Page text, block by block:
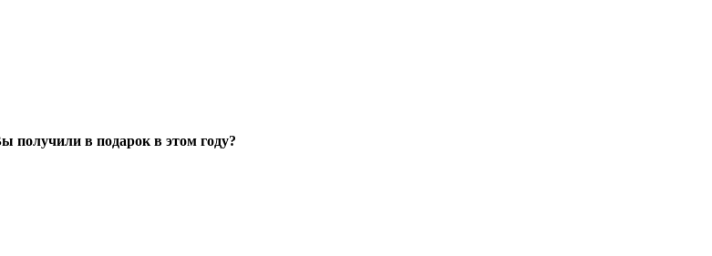
получили в подарок в этом году?